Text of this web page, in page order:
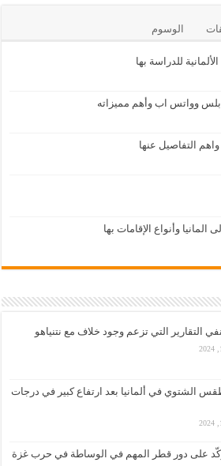
الوسوم
للدراسة بها
بلس وواتس اب وأهم مميزاته
وأنواع الإقامات بها
التقارير التي تزعم وجود خلاف مع نتنياهو
الشتوي في ألمانيا بعد ارتفاع كبير في درجات
تؤكّد على دور قطر المهم في الوساطة في حرب غزة